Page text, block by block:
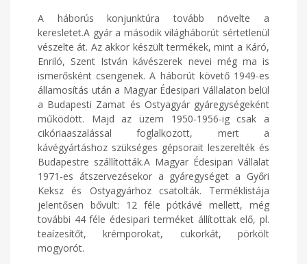
A háborús konjunktúra tovább növelte a
keresletet.A gyár a második világháborút sértetlenül
vészelte át. Az akkor készült termékek, mint a Káró,
Enriló, Szent István kávészerek nevei még ma is
ismerősként csengenek. A háborút követő 1949-es
államosítás után a Magyar Édesipari Vállalaton belül
a Budapesti Zamat és Ostyagyár gyáregységeként
működött. Majd az üzem 1950-1956-ig csak a
cikóriaaszalással foglalkozott, mert a
kávégyártáshoz szükséges gépsorait leszerelték és
Budapestre szállították.A Magyar Édesipari Vállalat
1971-es átszervezésekor a gyáregységet a Győri
Keksz és Ostyagyárhoz csatolták. Terméklistája
jelentősen bővült: 12 féle pótkávé mellett, még
további 44 féle édesipari terméket állítottak elő, pl.
teaízesítőt, krémporokat, cukorkát, pörkölt
mogyorót.